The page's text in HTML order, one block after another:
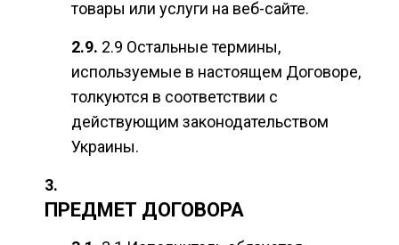
товары или услуги на веб-сайте.
2.9 Остальные термины,
используемые в настоящем Договоре,
толкуются в соответствии с
действующим законодательством
Украины.
ПРЕДМЕТ ДОГОВОРА